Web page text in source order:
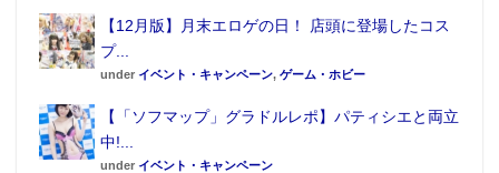
【12月版】月末エロゲの日！ 店頭に登場したコス
プ...
under イベント・キャンペーン, ゲーム・ホビー
【「ソフマップ」グラドルレポ】パティシエと両立
中!...
under イベント・キャンペーン